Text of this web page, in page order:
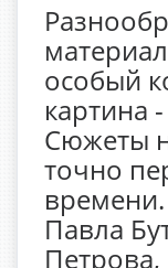
особый
картина
Сюжеты
точно
Павла